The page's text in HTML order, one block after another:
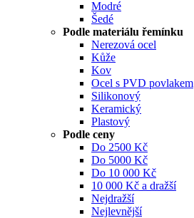
Modré
Šedé
Podle materiálu řemínku
Nerezová ocel
Kůže
Kov
Ocel s PVD povlakem
Silikonový
Keramický
Plastový
Podle ceny
Do 2500 Kč
Do 5000 Kč
Do 10 000 Kč
10 000 Kč a dražší
Nejdražší
Nejlevnější